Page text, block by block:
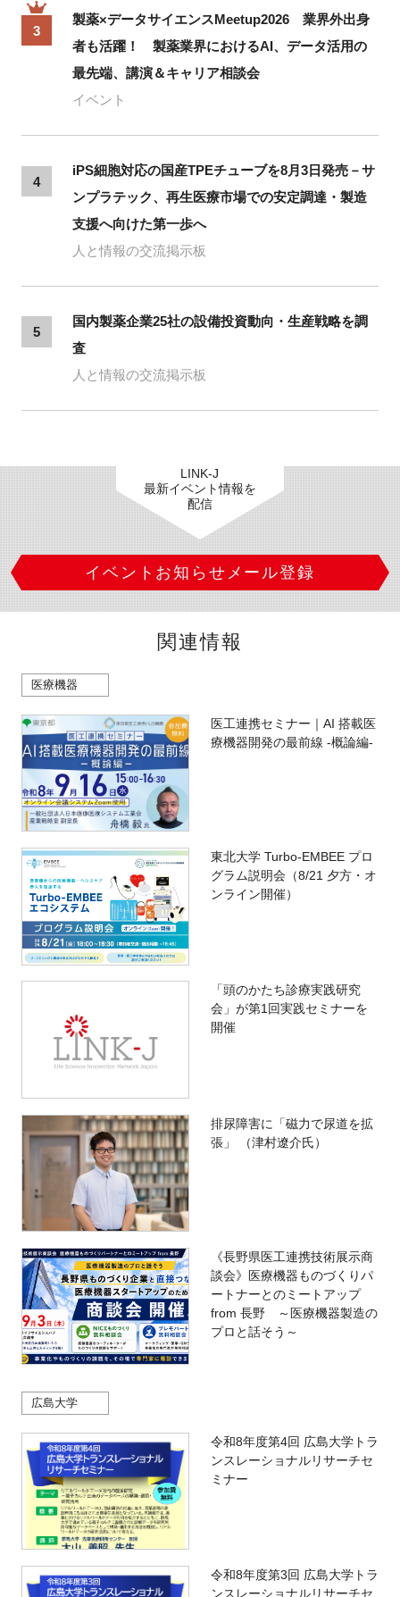
3
製薬×データサイエンスMeetup2026 業界外出身
者も活躍！ 製薬業界におけるAI、データ活用の
最先端、講演＆キャリア相談会
イベント
4
iPS細胞対応の国産TPEチューブを8月3日発売－サ
ンプラテック、再生医療市場での安定調達・製造
支援へ向けた第一歩へ
人と情報の交流掲示板
5
国内製薬企業25社の設備投資動向・生産戦略を調
査
人と情報の交流掲示板
LINK-J
最新イベント情報を
配信
イベントお知らせメール登録
関連情報
医療機器
医工連携セミナー｜AI 搭載医
療機器開発の最前線 -概論編-
東北大学 Turbo-EMBEE プロ
グラム説明会（8/21 夕方・オ
ンライン開催）
「頭のかたち診療実践研究
会」が第1回実践セミナーを
開催
排尿障害に「磁力で尿道を拡
張」 （津村遼介氏）
《長野県医工連携技術展示商
談会》医療機器ものづくりパ
ートナーとのミートアップ
from 長野 ～医療機器製造の
プロと話そう～
広島大学
令和8年度第4回 広島大学トラ
ンスレーショナルリサーチセ
ミナー
令和8年度第3回 広島大学トラ
ンスレーショナルリサーチセ